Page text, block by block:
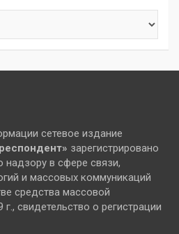
сетевое издание
зарегистрировано
в сфере связи,
и массовых коммуникаций
средства массовой
свидетельство о регистрации